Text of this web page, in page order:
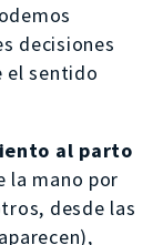
decisiones
el sentido
al parto
la mano por
desde las